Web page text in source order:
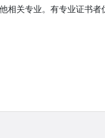
相关专业。有专业证书者